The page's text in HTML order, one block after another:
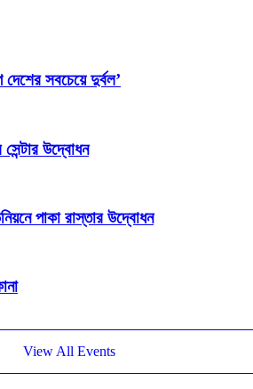
দেশের সবচেয়ে দুর্বল’
উদ্বোধন
পাকা রাস্তার উদ্বোধন
View All Events